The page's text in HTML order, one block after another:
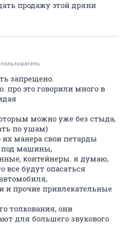
продажу этой дряни
запрещено.
про это говорили много в
можно уже без стыда,
по ушам)
их манера свои петарды
под машины,
контейнеры. я думаю,
все будут опасаться
прочие привлекательные
толкования, они
для большего звукового